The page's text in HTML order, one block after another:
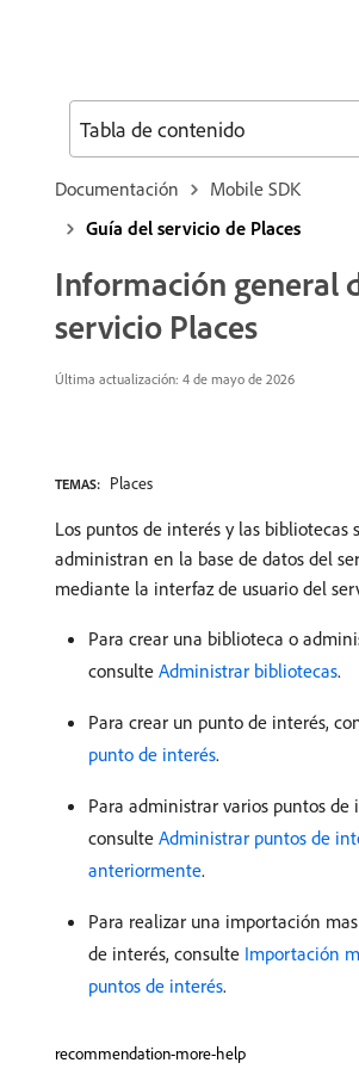
Documentación
Mobile SDK
Guía del servicio de Places
Información general
servicio Places
Última actualización: 4 de mayo de 2026
TEMAS: Places
Los puntos de interés y las bibliotecas
administran en la base de datos del
mediante la interfaz de usuario del
Para crear una biblioteca o
consulte Administrar bibliotecas.
Para crear un punto de interés,
punto de interés.
Para administrar varios puntos de
consulte Administrar puntos de
anteriormente.
Para realizar una importación
de interés, consulte Importación
puntos de interés.
recommendation-more-help
Tabla de contenido